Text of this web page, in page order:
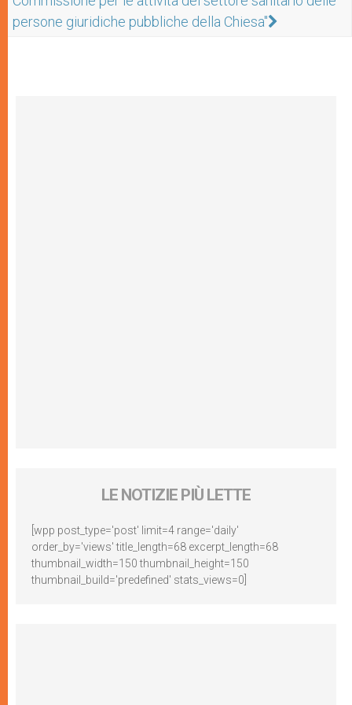
persone giuridiche pubbliche della Chiesa"
LE NOTIZIE PIÙ LETTE
[wpp post_type='post' limit=4 range='daily'
order_by='views' title_length=68 excerpt_length=68
thumbnail_width=150 thumbnail_height=150
thumbnail_build='predefined' stats_views=0]